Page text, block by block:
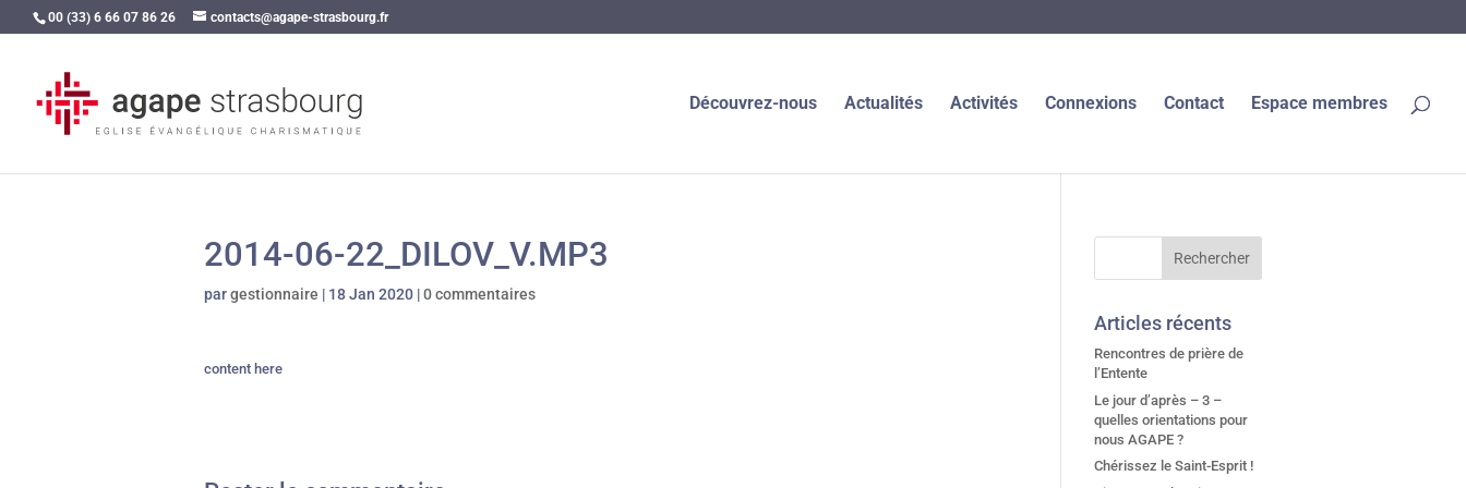
00 (33) 6 66 07 86 26 contacts@agape-strasbourg.fr
Découvrez-nous Actualités Activités Connexions Contact Espace membres
2014-06-22_DILOV_V.MP3
pargestionnaire | 18 Jan 2020 |0 commentaires
content here
Articles récents
Rencontres de prière de
l’Entente
Le jour d’après – 3 –
quelles orientations pour
nous AGAPE ?
Chérissez le Saint-Esprit !